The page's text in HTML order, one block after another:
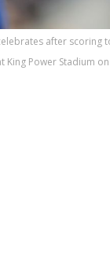
after scoring
King Power Stadium